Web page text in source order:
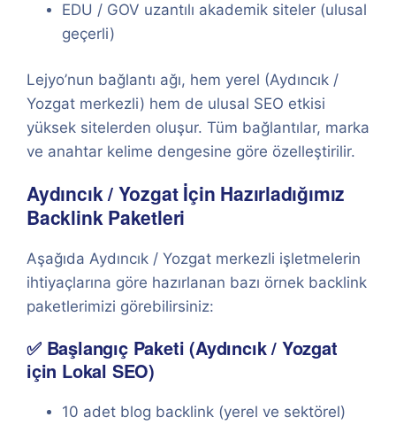
EDU / GOV uzantılı akademik siteler (ulusal
geçerli)
Lejyo’nun bağlantı ağı, hem yerel (Aydıncık /
Yozgat merkezli) hem de ulusal SEO etkisi
yüksek sitelerden oluşur. Tüm bağlantılar, marka
ve anahtar kelime dengesine göre özelleştirilir.
Aydıncık / Yozgat İçin Hazırladığımız
Backlink Paketleri
Aşağıda Aydıncık / Yozgat merkezli işletmelerin
ihtiyaçlarına göre hazırlanan bazı örnek backlink
paketlerimizi görebilirsiniz:
✅ Başlangıç Paketi (Aydıncık / Yozgat
için Lokal SEO)
10 adet blog backlink (yerel ve sektörel)